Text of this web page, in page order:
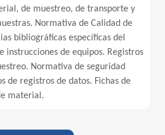
de muestreo, de transporte y
Normativa de Calidad de
bibliográficas específicas del
instrucciones de equipos. Registros
Normativa de seguridad
de registros de datos. Fichas de
material.